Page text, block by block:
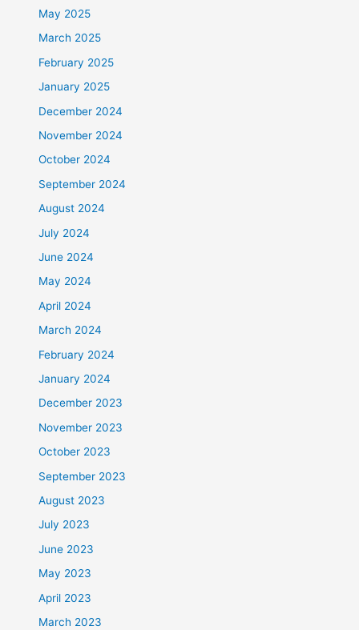
May 2025
March 2025
February 2025
January 2025
December 2024
November 2024
October 2024
September 2024
August 2024
July 2024
June 2024
May 2024
April 2024
March 2024
February 2024
January 2024
December 2023
November 2023
October 2023
September 2023
August 2023
July 2023
June 2023
May 2023
April 2023
March 2023